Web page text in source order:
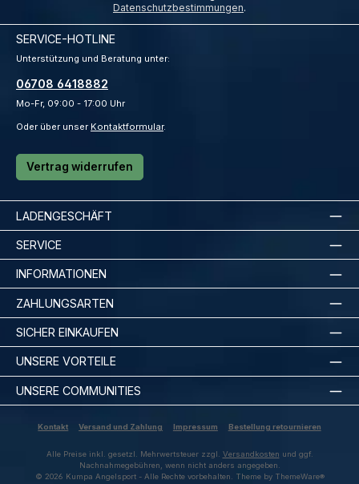
Datenschutzbestimmungen.
SERVICE-HOTLINE
Unterstützung und Beratung unter:
06708 6418882
Mo-Fr, 09:00 - 17:00 Uhr
Oder über unser Kontaktformular.
Vertrag widerrufen
LADENGESCHÄFT
SERVICE
INFORMATIONEN
ZAHLUNGSARTEN
SICHER EINKAUFEN
UNSERE VORTEILE
UNSERE COMMUNITIES
Kontakt Versand und Zahlung Impressum Bestellung retournieren
Alle Preise inkl. gesetzl. Mehrwertsteuer zzgl. Versandkosten und ggf.
Nachnahmegebühren, wenn nicht anders angegeben.
© 2026 Kumpa Angelsport - Alle Rechte vorbehalten. Theme by ThemeWare®